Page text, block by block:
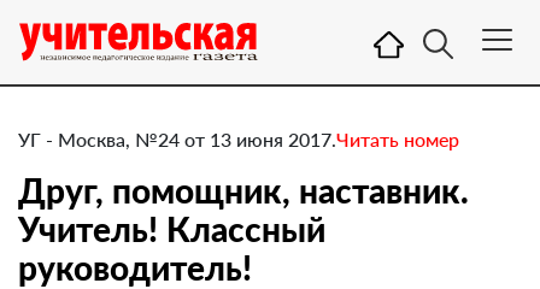
УГ - Москва, №24 от 13 июня 2017.Читать номер
Друг, помощник, наставник.
Учитель! Классный
руководитель!